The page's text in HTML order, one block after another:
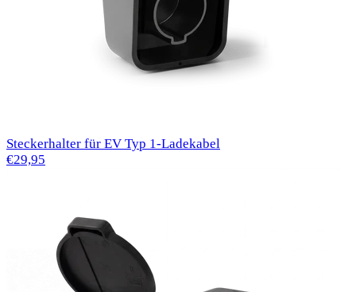
Steckerhalter für EV Typ 1-Ladekabel
€29,95